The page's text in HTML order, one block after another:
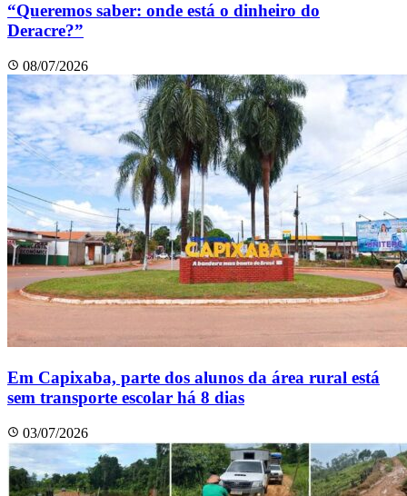
“Queremos saber: onde está o dinheiro do
Deracre?”
08/07/2026
Em Capixaba, parte dos alunos da área rural está
sem transporte escolar há 8 dias
03/07/2026